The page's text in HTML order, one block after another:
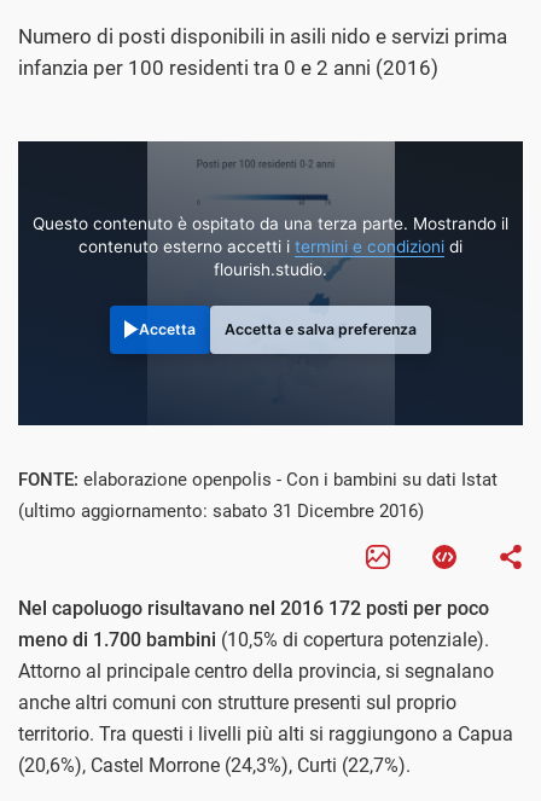
Numero di posti disponibili in asili nido e servizi prima
infanzia per 100 residenti tra 0 e 2 anni (2016)
Questo contenuto è ospitato da una terza parte. Mostrando il
contenuto esterno accetti i termini e condizioni di
flourish.studio.
Accetta Accetta e salva preferenza
FONTE: elaborazione openpolis - Con i bambini su dati Istat
(ultimo aggiornamento: sabato 31 Dicembre 2016)
Nel capoluogo risultavano nel 2016 172 posti per poco
meno di 1.700 bambini (10,5% di copertura potenziale).
Attorno al principale centro della provincia, si segnalano
anche altri comuni con strutture presenti sul proprio
territorio. Tra questi i livelli più alti si raggiungono a Capua
(20,6%), Castel Morrone (24,3%), Curti (22,7%).